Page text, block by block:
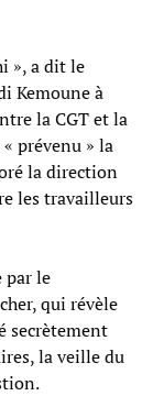
», a dit le
Kemoune à
la CGT et la
prévenu » la
la direction
les travailleurs
par le
qui révèle
secrètement
la veille du